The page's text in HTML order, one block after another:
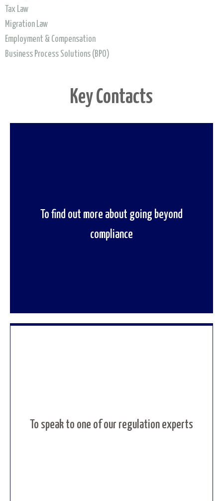
Tax Law
Migration Law
Employment & Compensation
Business Process Solutions (BPO)
Key Contacts
To find out more about going beyond
compliance
read our report
To speak to one of our regulation experts
To speak to one of our regulation experts
contact us now